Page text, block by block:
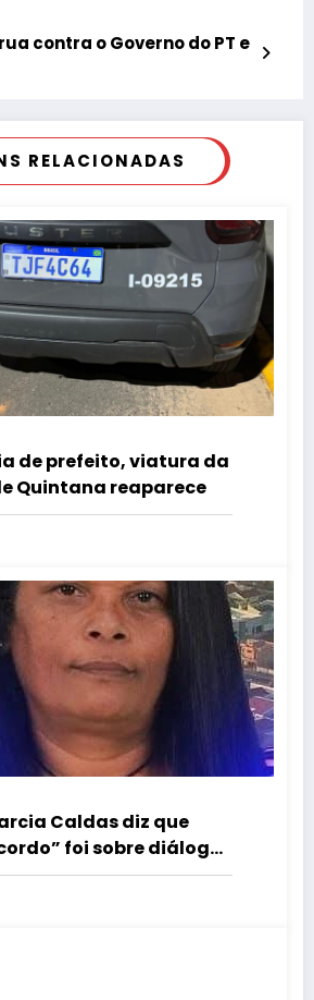
contra o Governo do PT e
RELACIONADAS
de prefeito, viatura da
Quintana reaparece
Caldas diz que
foi sobre diálogo